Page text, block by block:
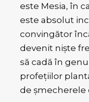
este Mesia, în
este absolut
convingător
devenit niște
să cadă în
profețiilor
de șmecherele